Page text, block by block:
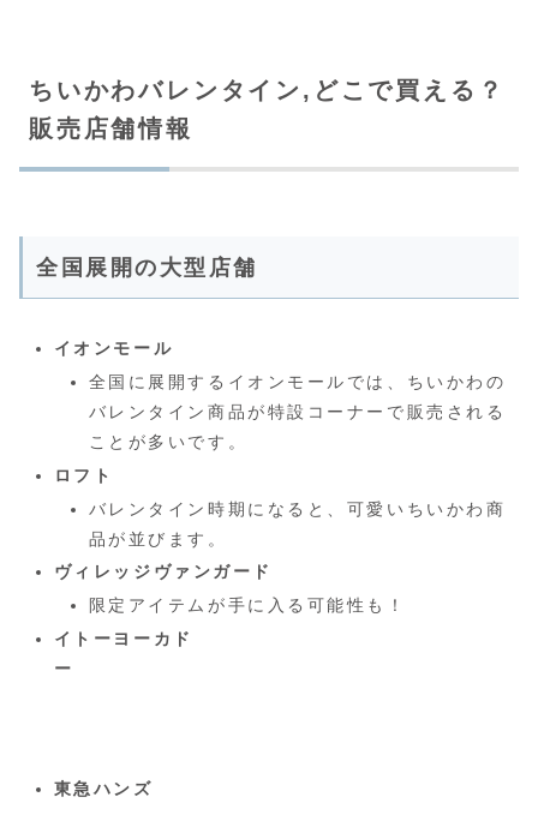
ちいかわバレンタイン,どこで買える？
販売店舗情報
全国展開の大型店舗
イオンモール
全国に展開するイオンモールでは、ちいかわの
バレンタイン商品が特設コーナーで販売される
ことが多いです。
ロフト
バレンタイン時期になると、可愛いちいかわ商
品が並びます。
ヴィレッジヴァンガード
限定アイテムが手に入る可能性も！
イトーヨーカド
ー
東急ハンズ